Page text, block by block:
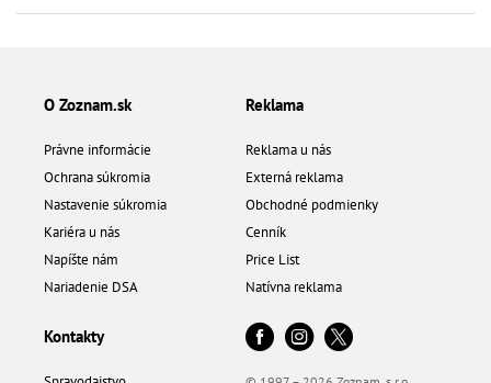
O Zoznam.sk
Právne informácie
Ochrana súkromia
Nastavenie súkromia
Kariéra u nás
Napíšte nám
Nariadenie DSA
Reklama
Reklama u nás
Externá reklama
Obchodné podmienky
Cenník
Price List
Natívna reklama
Kontakty